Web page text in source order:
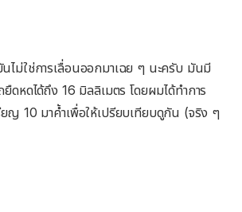
ไม่ใช่การเลื่อนออกมาเฉย ๆ นะครับ มันมี
ดหดได้ถึง 16 มิลลิเมตร โดยผมได้ทำการ
ยญ 10 มาค้ำเพื่อให้เปรียบเทียบดูกัน (จริง ๆ